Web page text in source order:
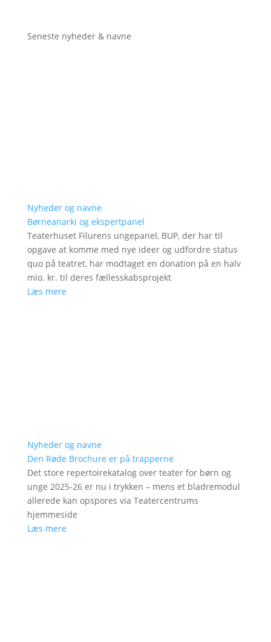
Seneste nyheder & navne
Nyheder og navne
Børneanarki og ekspertpanel
Teaterhuset Filurens ungepanel, BUP, der har til
opgave at komme med nye ideer og udfordre status
quo på teatret, har modtaget en donation på en halv
mio. kr. til deres fællesskabsprojekt
Læs mere
Nyheder og navne
Den Røde Brochure er på trapperne
Det store repertoirekatalog over teater for børn og
unge 2025-26 er nu i trykken – mens et bladremodul
allerede kan opspores via Teatercentrums
hjemmeside
Læs mere